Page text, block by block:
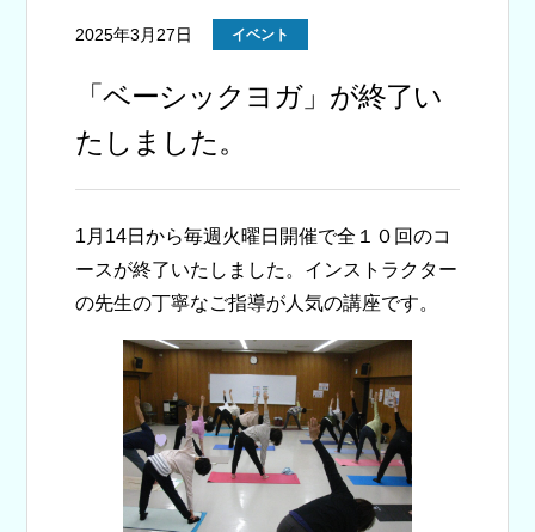
2025年3月27日 イベント
「ベーシックヨガ」が終了い
たしました。
1月14日から毎週火曜日開催で全１０回のコ
ースが終了いたしました。インストラクター
の先生の丁寧なご指導が人気の講座です。